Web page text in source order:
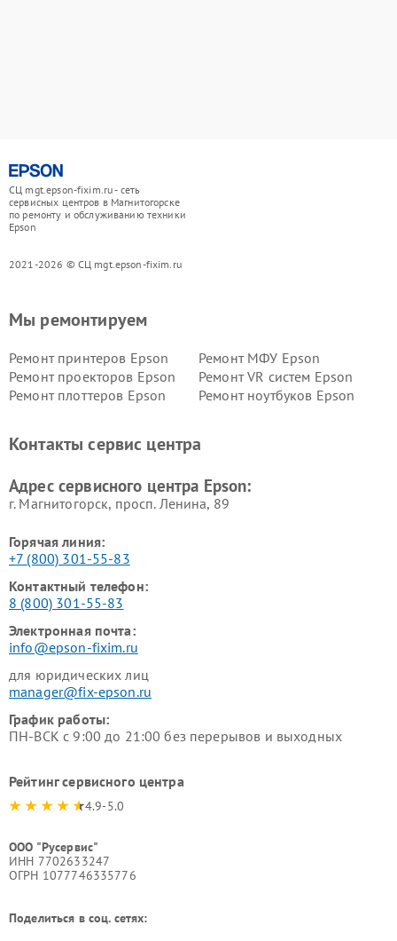
СЦ mgt.epson-fixim.ru - сеть
сервисных центров в Магнитогорске
по ремонту и обслуживанию техники
Epson
2021-2026 © СЦ mgt.epson-fixim.ru
Мы ремонтируем
Ремонт принтеров Epson
Ремонт МФУ Epson
Ремонт проекторов Epson
Ремонт VR систем Epson
Ремонт плоттеров Epson
Ремонт ноутбуков Epson
Контакты сервис центра
Адрес сервисного центра Epson:
г. Магнитогорск, просп. Ленина, 89
Горячая линия:
+7 (800) 301-55-83
Контактный телефон:
8 (800) 301-55-83
Электронная почта:
info@epson-fixim.ru
для юридических лиц
manager@fix-epson.ru
График работы:
ПН-ВСК с 9:00 до 21:00 без перерывов и выходных
Рейтинг сервисного центра
4.9-5.0
ООО "Русервис"
ИНН 7702633247
ОГРН 1077746335776
Поделиться в соц. сетях: